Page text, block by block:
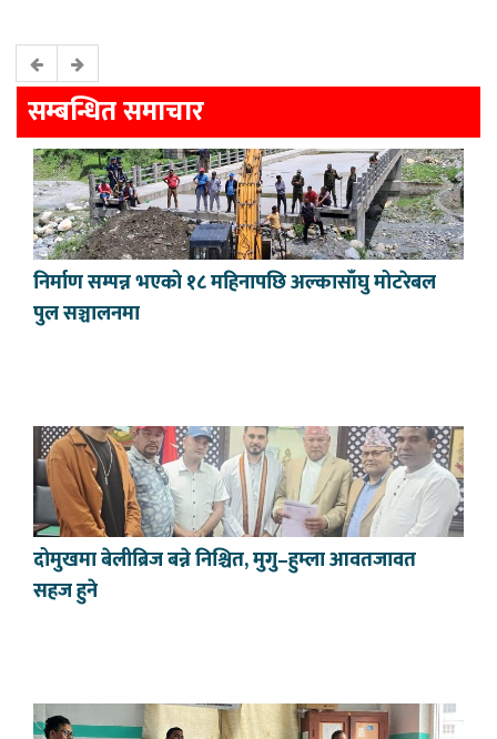
सम्बन्धित समाचार
निर्माण सम्पन्न भएको १८ महिनापछि अल्कासाँघु मोटरेबल
पुल सञ्चालनमा
दोमुखमा बेलीब्रिज बन्ने निश्चित, मुगु–हुम्ला आवतजावत
सहज हुने